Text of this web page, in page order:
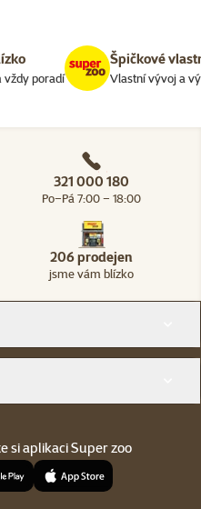
vždy poradí
Špičkové
Vlastní vývoj a
321 000 180
Po–Pá 7:00 – 18:00
206 prodejen
jsme vám blízko
si aplikaci Super zoo